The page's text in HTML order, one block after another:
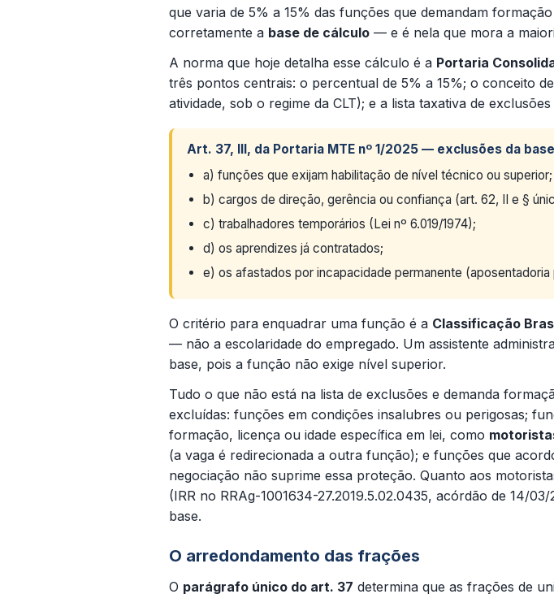
que varia de 5% a 15% das funções que demandam
corretamente a base de cálculo — e é nela que mora a
A norma que hoje detalha esse cálculo é a Portaria
três pontos centrais: o percentual de 5% a 15%; o conceito
atividade, sob o regime da CLT); e a lista taxativa de exclusões
Art. 37, III, da Portaria MTE nº 1/2025 — exclusões da
a) funções que exijam habilitação de nível técnico ou superior;
b) cargos de direção, gerência ou confiança (art. 62, II e §
c) trabalhadores temporários (Lei nº 6.019/1974);
d) os aprendizes já contratados;
e) os afastados por incapacidade permanente (aposentadoria
O critério para enquadrar uma função é a Classificação
— não a escolaridade do empregado. Um assistente
base, pois a função não exige nível superior.
Tudo o que não está na lista de exclusões e demanda
excluídas: funções em condições insalubres ou perigosas;
formação, licença ou idade específica em lei, como
(a vaga é redirecionada a outra função); e funções que
negociação não suprime essa proteção. Quanto aos
(IRR no RRAg-1001634-27.2019.5.02.0435, acórdão de 14/
base.
O arredondamento das frações
O parágrafo único do art. 37 determina que as frações de